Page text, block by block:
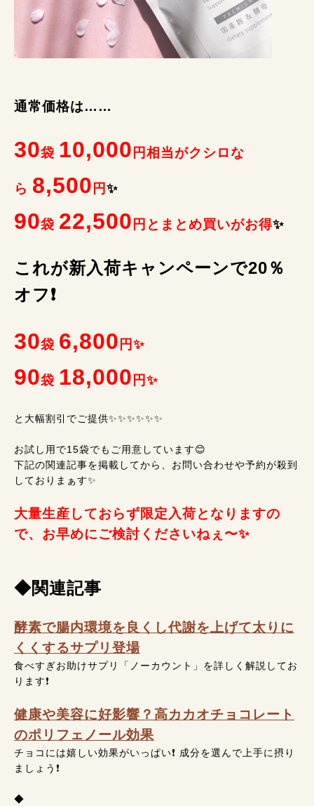
通常価格は……
30袋 10,000 円相当がクシロな
ら 8,500 円✨
90袋 22,500 円とまとめ買いがお得✨
これが新入荷キャンペーンで20％
オフ❗
30袋 6,800 円✨
90袋 18,000 円✨
と大幅割引でご提供✨✨✨✨✨✨
お試し用で15袋でもご用意しています😊
下記の関連記事を掲載してから、お問い合わせや予約が殺到
しておりまぁす✨
大量生産しておらず限定入荷となりますの
で、お早めにご検討くださいねぇ〜✨
◆関連記事
酵素で腸内環境を良くし代謝を上げて太りに
くくするサプリ登場
食べすぎお助けサプリ「ノーカウント」を詳しく解説してお
ります❗
健康や美容に好影響？高カカオチョコレート
のポリフェノール効果
チョコには嬉しい効果がいっぱい❗ 成分を選んで上手に摂り
ましょう❗
◆